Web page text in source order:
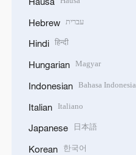
Hebrew עברית
Hindi हिन्दी
Hungarian Magyar
Indonesian Bahasa Indonesia
Italian Italiano
Japanese 日本語
Korean 한국어